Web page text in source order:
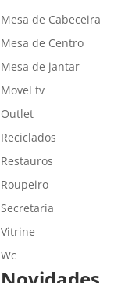
Mesa de Cabeceira
Mesa de Centro
Mesa de jantar
Movel tv
Outlet
Reciclados
Restauros
Roupeiro
Secretaria
Vitrine
Wc